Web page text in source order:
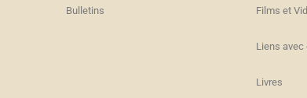
Bulletins Films et
Liens
Livres